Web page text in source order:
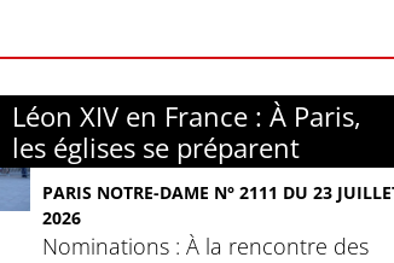
Léon XIV en France : À Paris,
les églises se préparent
PARIS NOTRE-DAME N° 2111 DU 23
2026
Nominations : À la rencontre des